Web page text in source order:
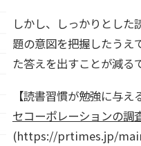
しかし、しっかりとし
題の意図を把握したうえ
た答えを出すことが減る
【読書習慣が勉強に与
セコーポレーションの調
(https://prtimes.jp/